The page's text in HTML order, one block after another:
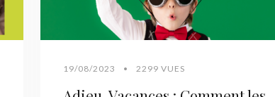
19/08/2023 • 2299 VUES